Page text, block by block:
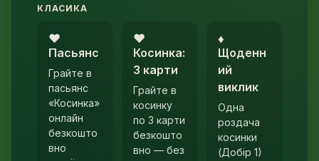
КЛАСИКА
♥︎
Пасьянс
Грайте в
пасьянс
«Косинка»
онлайн
безкошто
вно
♥︎
Косинка:
3 карти
Грайте в
косинку
по 3 карти
безкошто
вно — без
♦︎
Щоденн
ий
виклик
Одна
роздача
косинки
(Добір 1)